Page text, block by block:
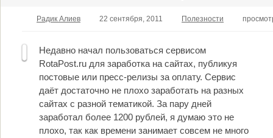
Радик Алиев 22 сентября, 2011 Полезности
Недавно начал пользоваться сервисом
RotaPost.ru для заработка на сайтах, публикуя
постовые или пресс-релизы за оплату. Сервис
даёт достаточно не плохо заработать на разных
сайтах с разной тематикой. За пару дней
заработал более 1200 рублей, я думаю это не
плохо, так как времени занимает совсем не много